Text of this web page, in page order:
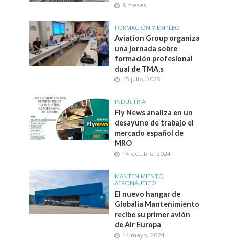
8 meses
FORMACIÓN Y EMPLEO
Aviation Group organiza
una jornada sobre
formación profesional
dual de TMA,s
15 julio, 2025
INDUSTRIA
Fly News analiza en un
desayuno de trabajo el
mercado español de
MRO
14 octubre, 2024
MANTENIMIENTO
AERONÁUTICO
El nuevo hangar de
Globalia Mantenimiento
recibe su primer avión
de Air Europa
14 mayo, 2024